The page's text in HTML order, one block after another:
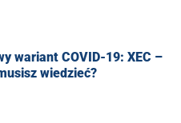
wariant COVID-19: XEC –
wiedzieć?